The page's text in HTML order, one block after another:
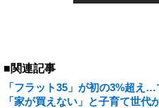
■関連記事
「フラット35」が初の3%超え
「家が買えない」と子育て世代